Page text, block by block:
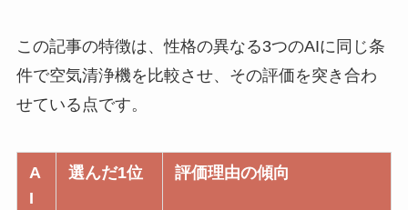
この記事の特徴は、性格の異なる3つのAIに同じ条
件で空気清浄機を比較させ、その評価を突き合わ
せている点です。
A
I
選んだ1位 評価理由の傾向